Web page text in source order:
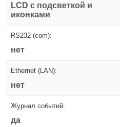
LCD с подсветкой и
иконками
RS232 (com):
нет
Ethernet (LAN):
нет
Журнал событий:
да